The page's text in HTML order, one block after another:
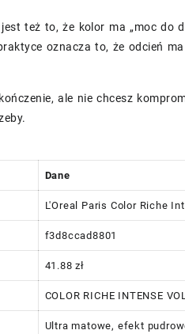
też to, że kolor ma „moc do
oznacza to, że odcień
ale nie chcesz
Dane
L'Oreal Paris Color Riche
f3d8ccad8801
41.88 zł
COLOR RICHE INTENSE
Ultra matowe, efekt